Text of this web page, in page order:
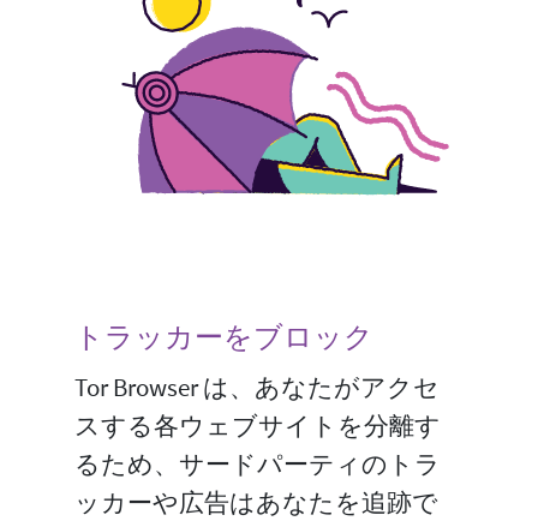
トラッカーをブロック
Tor Browser は、あなたがアクセ
スする各ウェブサイトを分離す
るため、サードパーティのトラ
ッカーや広告はあなたを追跡で